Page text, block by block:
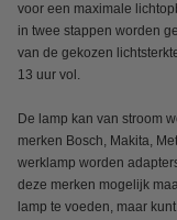
voor een maximale
in twee stappen worden
van de gekozen
13 uur vol.
De lamp kan van stroom
merken Bosch, Makita,
werklamp worden
deze merken mogelijk
lamp te voeden, maar